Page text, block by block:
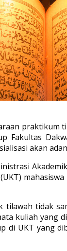
praktikum
Fakultas
akan
tidak
kuliah yang
di UKT yang